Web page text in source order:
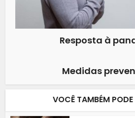
Resposta à
Medidas
VOCÊ TAMBÉM